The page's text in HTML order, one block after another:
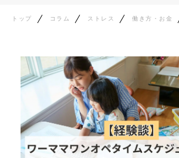
トップ コラム ストレス 働き方・お金